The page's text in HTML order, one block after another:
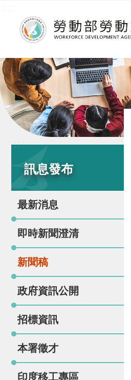
:::
訊息發布
最新消息
即時新聞澄清
新聞稿
政府資訊公開
招標資訊
本署徵才
印度移工專區